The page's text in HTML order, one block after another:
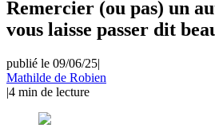
Remercier (ou pas) un
vous laisse passer dit
publié le 09/06/25|
Mathilde de Robien
|4 min de lecture